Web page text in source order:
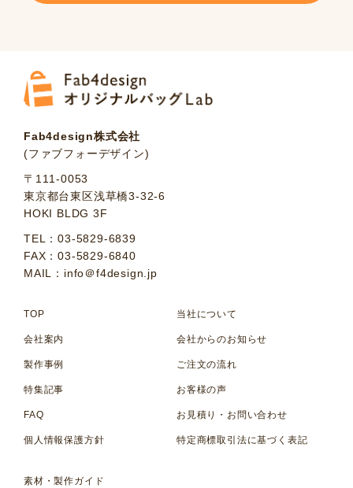
Fab4design株式会社
(ファブフォーデザイン)
〒111-0053
東京都台東区浅草橋3-32-6
HOKI BLDG 3F
TEL：03-5829-6839
FAX：03-5829-6840
MAIL：info＠f4design.jp
TOP 当社について
会社案内 会社からのお知らせ
製作事例 ご注文の流れ
特集記事 お客様の声
FAQ お見積り・お問い合わせ
個人情報保護方針 特定商標取引法に基づく表記
素材・製作ガイド